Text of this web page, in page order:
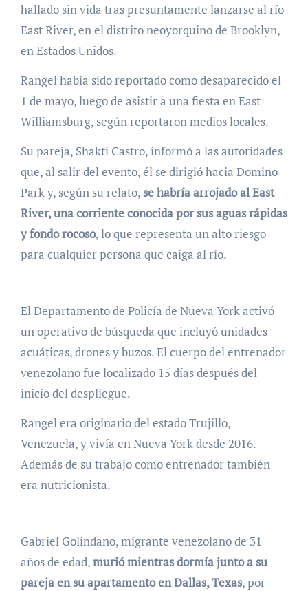
hallado sin vida tras presuntamente lanzarse al río
East River, en el distrito neoyorquino de Brooklyn,
en Estados Unidos.
Rangel había sido reportado como desaparecido el
1 de mayo, luego de asistir a una fiesta en East
Williamsburg, según reportaron medios locales.
Su pareja, Shakti Castro, informó a las autoridades
que, al salir del evento, él se dirigió hacia Domino
Park y, según su relato, se habría arrojado al East
River, una corriente conocida por sus aguas rápidas
y fondo rocoso, lo que representa un alto riesgo
para cualquier persona que caiga al río.
El Departamento de Policía de Nueva York activó
un operativo de búsqueda que incluyó unidades
acuáticas, drones y buzos. El cuerpo del entrenador
venezolano fue localizado 15 días después del
inicio del despliegue.
Rangel era originario del estado Trujillo,
Venezuela, y vivía en Nueva York desde 2016.
Además de su trabajo como entrenador también
era nutricionista.
Gabriel Golindano, migrante venezolano de 31
años de edad,murió mientras dormía junto a su
pareja en su apartamento en Dallas, Texas, por